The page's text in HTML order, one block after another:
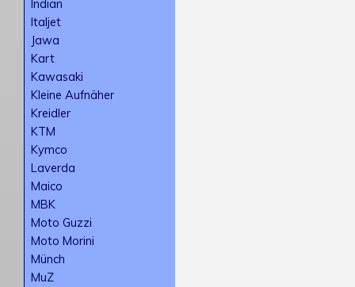
Indian
Italjet
Jawa
Kart
Kawasaki
Kleine Aufnäher
Kreidler
KTM
Kymco
Laverda
Maico
MBK
Moto Guzzi
Moto Morini
Münch
MuZ